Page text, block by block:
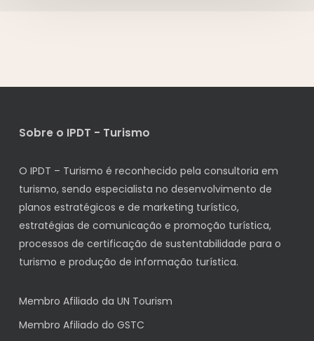
Sobre o IPDT - Turismo
O IPDT – Turismo é reconhecido pela consultoria em
turismo, sendo especialista no desenvolvimento de
planos estratégicos e de marketing turístico,
estratégias de comunicação e promoção turística,
processos de certificação de sustentabilidade para o
turismo e produção de informação turística.
Membro Afiliado da UN Tourism
Membro Afiliado do GSTC